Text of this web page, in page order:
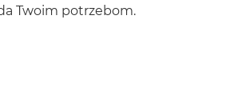
Twoim potrzebom.